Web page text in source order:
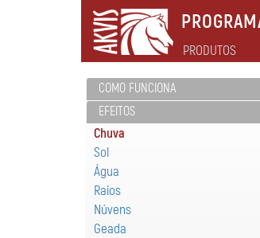
PRODUTOS
COMO FUNCIONA
EFEITOS
Chuva
Sol
Água
Raios
Núvens
Geada